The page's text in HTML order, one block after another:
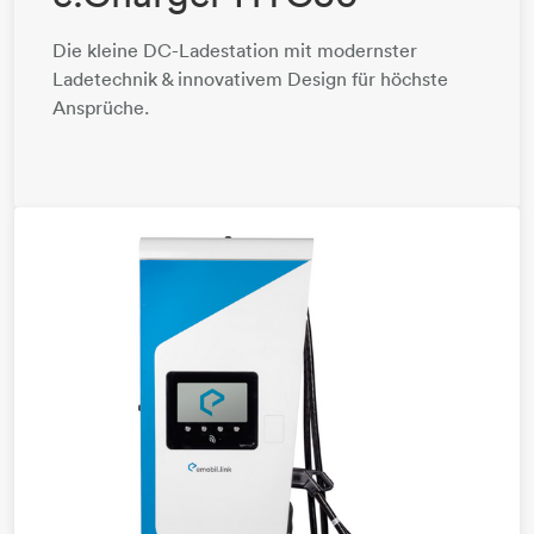
Die kleine DC-Ladestation mit modernster
Ladetechnik & innovativem Design für höchste
Ansprüche.